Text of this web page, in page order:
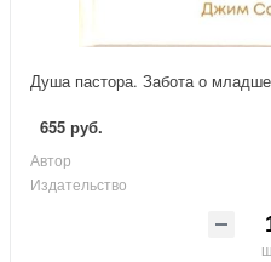
Душа пастора. Забота о
655 руб.
Автор
Издательство